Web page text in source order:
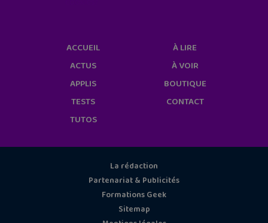
ACCUEIL
ACTUS
APPLIS
TESTS
TUTOS
À LIRE
À VOIR
BOUTIQUE
CONTACT
La rédaction
Partenariat & Publicités
Formations Geek
Sitemap